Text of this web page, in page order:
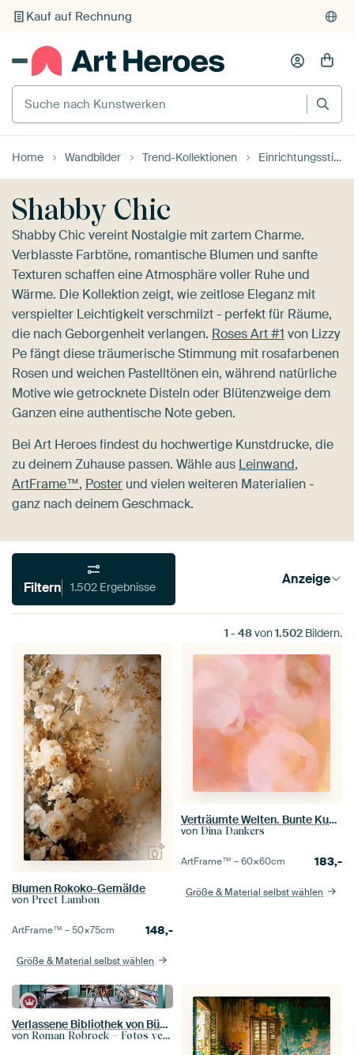
Individueller Druck auf Bestellung
Suche nach Kunstwerken
Home Wandbilder Trend-Kollektionen Einrichtungsstile
Shabby Chic
Shabby Chic vereint Nostalgie mit zartem Charme.
Verblasste Farbtöne, romantische Blumen und sanfte
Texturen schaffen eine Atmosphäre voller Ruhe und
Wärme. Die Kollektion zeigt, wie zeitlose Eleganz mit
verspielter Leichtigkeit verschmilzt - perfekt für Räume,
die nach Geborgenheit verlangen. Roses Art #1 von Lizzy
Pe fängt diese träumerische Stimmung mit rosafarbenen
Rosen und weichen Pastelltönen ein, während natürliche
Motive wie getrocknete Disteln oder Blütenzweige dem
Ganzen eine authentische Note geben.
Bei Art Heroes findest du hochwertige Kunstdrucke, die
zu deinem Zuhause passen. Wähle aus Leinwand,
ArtFrame™, Poster und vielen weiteren Materialien -
ganz nach deinem Geschmack.
Filtern 1.502 Ergebnisse Anzeige
1 - 48von1.502 Bildern.
Blumen Rokoko-Gemälde
von Preet Lambon
ArtFrame™ –50×75cm 148,-
Größe & Material selbst wählen
Verträumte Welten. Bunte Kunst in Rosa, Ockergelb, Weiß.
von Dina Dankers
ArtFrame™ –60×60cm 183,-
Größe & Material selbst wählen
Verlassene Bibliothek von Büchern.
von Roman Robroek – Fotos verlassener Gebäude